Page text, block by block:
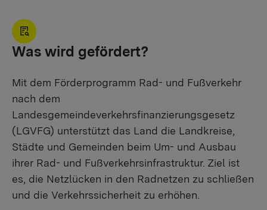
Was wird gefördert?
Mit dem Förderprogramm Rad- und Fußverkehr
nach dem
Landesgemeindeverkehrsfinanzierungsgesetz
(LGVFG) unterstützt das Land die Landkreise,
Städte und Gemeinden beim Um- und Ausbau
ihrer Rad- und Fußverkehrsinfrastruktur. Ziel ist
es, die Netzlücken in den Radnetzen zu schließen
und die Verkehrssicherheit zu erhöhen.